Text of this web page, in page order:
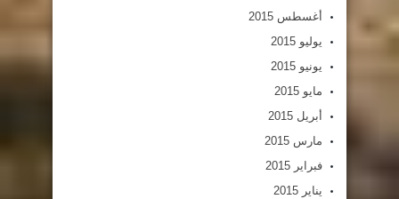
أغسطس 2015
يوليو 2015
يونيو 2015
مايو 2015
أبريل 2015
مارس 2015
فبراير 2015
يناير 2015